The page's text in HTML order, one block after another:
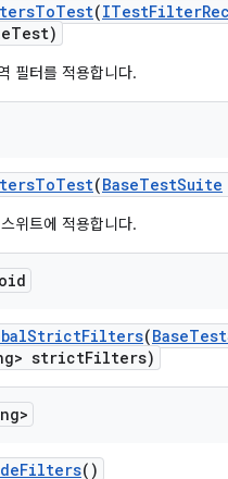
ToTest(ITestFilter
Test)
필터를 적용합니다.
ToTest(BaseTestSuite
위트에 적용합니다.
StrictFilters(BaseTest
strictFilters)
Filters()